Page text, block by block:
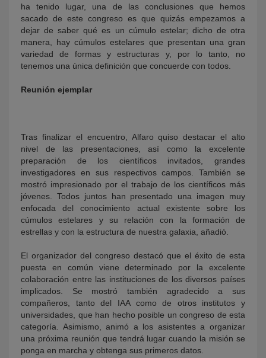
ha tenido lugar, una de las conclusiones que hemos
sacado de este congreso es que quizás empezamos a
dejar de saber qué es un cúmulo estelar; dicho de otra
manera, hay cúmulos estelares que presentan una gran
variedad de formas y estructuras y, por lo tanto, no
tenemos una única definición que concuerde con todos.
Reunión ejemplar
Tras finalizar el encuentro, Alfaro quiso destacar el alto
nivel de las presentaciones, así como la excelente
preparación de los científicos invitados, grandes
investigadores en sus respectivos campos. También se
mostró impresionado por el trabajo de los científicos más
jóvenes. Todos juntos han presentado una imagen muy
enfocada del conocimiento actual existente sobre los
cúmulos estelares y su relación con la formación de
estrellas y con la estructura de nuestra galaxia, añadió.
El organizador del congreso destacó que el éxito de esta
puesta en común viene determinado por la excelente
colaboración entre las instituciones de los diversos países
implicados. Se mostró también agradecido a sus
compañeros, tanto del IAA como de otros institutos y
universidades, que han hecho posible un congreso de esta
categoría. Asimismo, animó a los asistentes a organizar
una próxima reunión que tendrá lugar cuando la misión se
ponga en marcha y obtenga sus primeros datos.